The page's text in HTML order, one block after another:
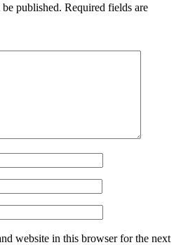
published. Required fields are
website in this browser for the next